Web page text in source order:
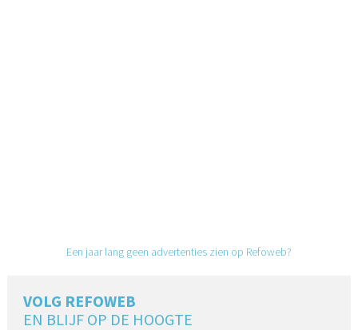
Een jaar lang geen advertenties zien op Refoweb?
VOLG REFOWEB
EN BLIJF OP DE HOOGTE